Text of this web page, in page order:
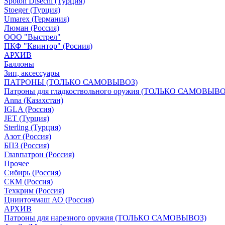
Stoeger (Турция)
Umarex (Германия)
Люман (Россия)
ООО "Выстрел"
ПКФ "Квинтор" (Росиия)
АРХИВ
Баллоны
Зип, аксессуары
ПАТРОНЫ (ТОЛЬКО САМОВЫВОЗ)
Патроны для гладкоствольного оружия (ТОЛЬКО
Anna (Казахстан)
IGLA (Россия)
JET (Турция)
Sterling (Турция)
Азот (Россия)
БПЗ (Россия)
Главпатрон (Россия)
Прочее
Сибирь (Россия)
СКМ (Россия)
Техкрим (Россия)
Цнииточмаш АО (Россия)
АРХИВ
Патроны для нарезного оружия (ТОЛЬКО САМОВЫВОЗ)